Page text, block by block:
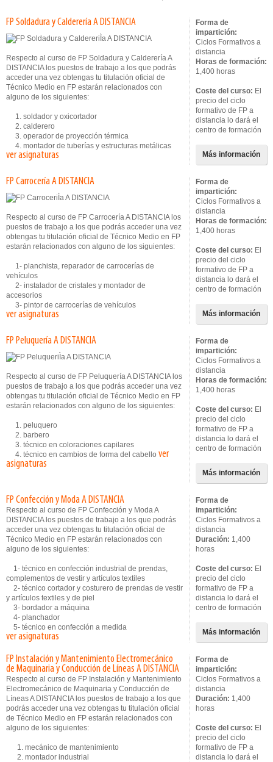
FP Soldadura y Calderería A DISTANCIA
Respecto al curso de FP Soldadura y Calderería A
DISTANCIA los puestos de trabajo a los que podrás
acceder una vez obtengas tu titulación oficial de
Técnico Medio en FP estarán relacionados con
alguno de los siguientes:
1. soldador y oxicortador
2. calderero
3. operador de proyección térmica
4. montador de tuberías y estructuras metálicas
ver asignaturas
Forma de
impartición:
Ciclos Formativos a
distancia
Horas de formación:
1,400 horas
Coste del curso: El
precio del ciclo
formativo de FP a
distancia lo dará el
centro de formación
Más información
FP Carrocería A DISTANCIA
Respecto al curso de FP Carrocería A DISTANCIA los
puestos de trabajo a los que podrás acceder una vez
obtengas tu titulación oficial de Técnico Medio en FP
estarán relacionados con alguno de los siguientes:
1- planchista, reparador de carrocerías de
vehículos
2- instalador de cristales y montador de
accesorios
3- pintor de carrocerías de vehículos
ver asignaturas
Forma de
impartición:
Ciclos Formativos a
distancia
Horas de formación:
1,400 horas
Coste del curso: El
precio del ciclo
formativo de FP a
distancia lo dará el
centro de formación
Más información
FP Peluquería A DISTANCIA
Respecto al curso de FP Peluquería A DISTANCIA los
puestos de trabajo a los que podrás acceder una vez
obtengas tu titulación oficial de Técnico Medio en FP
estarán relacionados con alguno de los siguientes:
1. peluquero
2. barbero
3. técnico en coloraciones capilares
4. técnico en cambios de forma del cabello ver
asignaturas
Forma de
impartición:
Ciclos Formativos a
distancia
Horas de formación:
1,400 horas
Coste del curso: El
precio del ciclo
formativo de FP a
distancia lo dará el
centro de formación
Más información
FP Confección y Moda A DISTANCIA
Respecto al curso de FP Confección y Moda A
DISTANCIA los puestos de trabajo a los que podrás
acceder una vez obtengas tu titulación oficial de
Técnico Medio en FP estarán relacionados con
alguno de los siguientes:
1- técnico en confección industrial de prendas,
complementos de vestir y artículos textiles
2- técnico cortador y costurero de prendas de vestir
y artículos textiles y de piel
3- bordador a máquina
4- planchador
5- técnico en confección a medida
ver asignaturas
Forma de
impartición:
Ciclos Formativos a
distancia
Duración: 1,400
horas
Coste del curso: El
precio del ciclo
formativo de FP a
distancia lo dará el
centro de formación
Más información
FP Instalación y Mantenimiento Electromecánico
de Maquinaria y Conducción de Líneas A DISTANCIA
Respecto al curso de FP Instalación y Mantenimiento
Electromecánico de Maquinaria y Conducción de
Líneas A DISTANCIA los puestos de trabajo a los que
podrás acceder una vez obtengas tu titulación oficial
de Técnico Medio en FP estarán relacionados con
alguno de los siguientes:
1. mecánico de mantenimiento
2. montador industrial
Forma de
impartición:
Ciclos Formativos a
distancia
Duración: 1,400
horas
Coste del curso: El
precio del ciclo
formativo de FP a
distancia lo dará el